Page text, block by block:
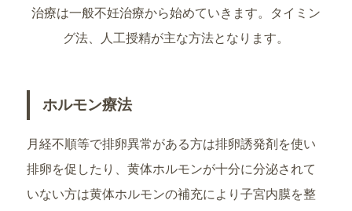
治療は一般不妊治療から始めていきます。タイミン
グ法、人工授精が主な方法となります。
ホルモン療法
月経不順等で排卵異常がある方は排卵誘発剤を使い
排卵を促したり、黄体ホルモンが十分に分泌されて
いない方は黄体ホルモンの補充により子宮内膜を整